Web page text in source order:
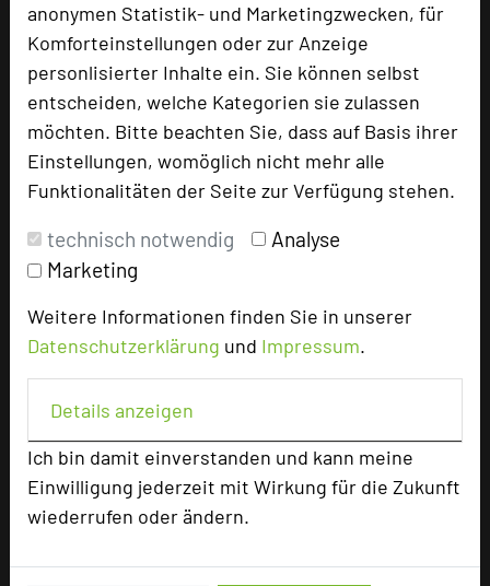
anonymen Statistik- und Marketingzwecken, für
Komforteinstellungen oder zur Anzeige
personlisierter Inhalte ein. Sie können selbst
entscheiden, welche Kategorien sie zulassen
möchten. Bitte beachten Sie, dass auf Basis ihrer
Einstellungen, womöglich nicht mehr alle
Funktionalitäten der Seite zur Verfügung stehen.
technisch notwendig
Analyse
Marketing
Weitere Informationen finden Sie in unserer
Datenschutzerklärung und Impressum.
Details anzeigen
Ich bin damit einverstanden und kann meine
Einwilligung jederzeit mit Wirkung für die Zukunft
wiederrufen oder ändern.
Klosterhotel Wöltingerode
Wöltingerode 3
38690 Goslar / OT Vienenburg
phone +49 5324 77446-0
mail Email
language Homepage
zur Tagungsanfrage hinzufügen
Hotel bewerten
Max. Tagungskapazität (Personen)
U-Form
Reihenbestuhlung
200